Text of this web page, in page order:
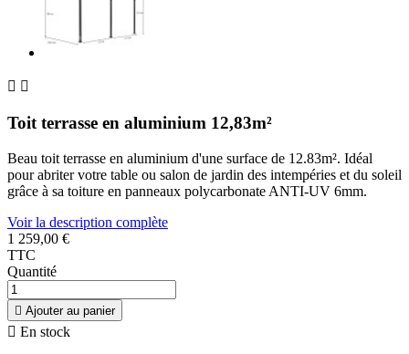
 
Toit terrasse en aluminium 12,83m²
Beau toit terrasse en aluminium d'une surface de 12.83m². Idéal
pour abriter votre table ou salon de jardin des intempéries et du soleil
grâce à sa toiture en panneaux polycarbonate ANTI-UV 6mm.
Voir la description complète
1 259,00 €
TTC
Quantité
 Ajouter au panier
 En stock